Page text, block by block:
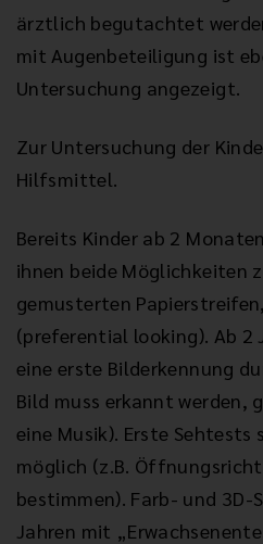
ärztlich begutachtet
mit Augenbeteiligung ist
Untersuchung angezeigt.
Zur Untersuchung der
Hilfsmittel.
Bereits Kinder ab 2
ihnen beide Möglichkeiten
gemusterten
(preferential looking). Ab 2
eine erste Bilderkennung
Bild muss erkannt werden,
eine Musik). Erste Sehtests
möglich (z.B.
bestimmen). Farb- und 3D-
Jahren mit